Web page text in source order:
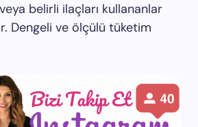
belirli ilaçları kullananlar
Dengeli ve ölçülü tüketim